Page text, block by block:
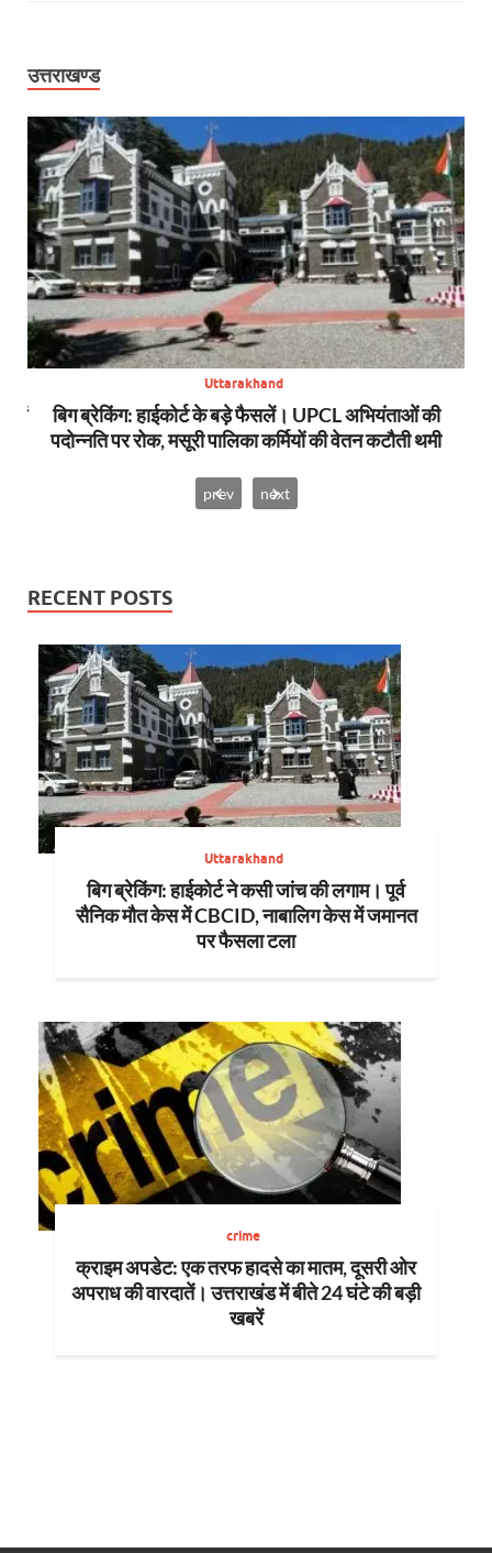
उत्तराखण्ड
Uttarakhand
बिग ब्रेकिंग: हाईकोर्ट के बड़े फैसलें। UPCL अभियंताओं की
पदोन्नति पर रोक, मसूरी पालिका कर्मियों की वेतन कटौती थमी
prev next
RECENT POSTS
Uttarakhand
बिग ब्रेकिंग: हाईकोर्ट ने कसी जांच की लगाम। पूर्व
सैनिक मौत केस में CBCID, नाबालिग केस में जमानत
पर फैसला टला
crime
क्राइम अपडेट: एक तरफ हादसे का मातम, दूसरी ओर
अपराध की वारदातें। उत्तराखंड में बीते 24 घंटे की बड़ी
खबरें